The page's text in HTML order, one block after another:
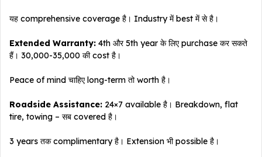
यह comprehensive coverage है। Industry में best में से है।
Extended Warranty: 4th और 5th year के लिए purchase कर सकते
हैं। ₹30,000-35,000 की cost है।
Peace of mind चाहिए long-term तो worth है।
Roadside Assistance: 24×7 available है। Breakdown, flat
tire, towing – सब covered है।
3 years तक complimentary है। Extension भी possible है।